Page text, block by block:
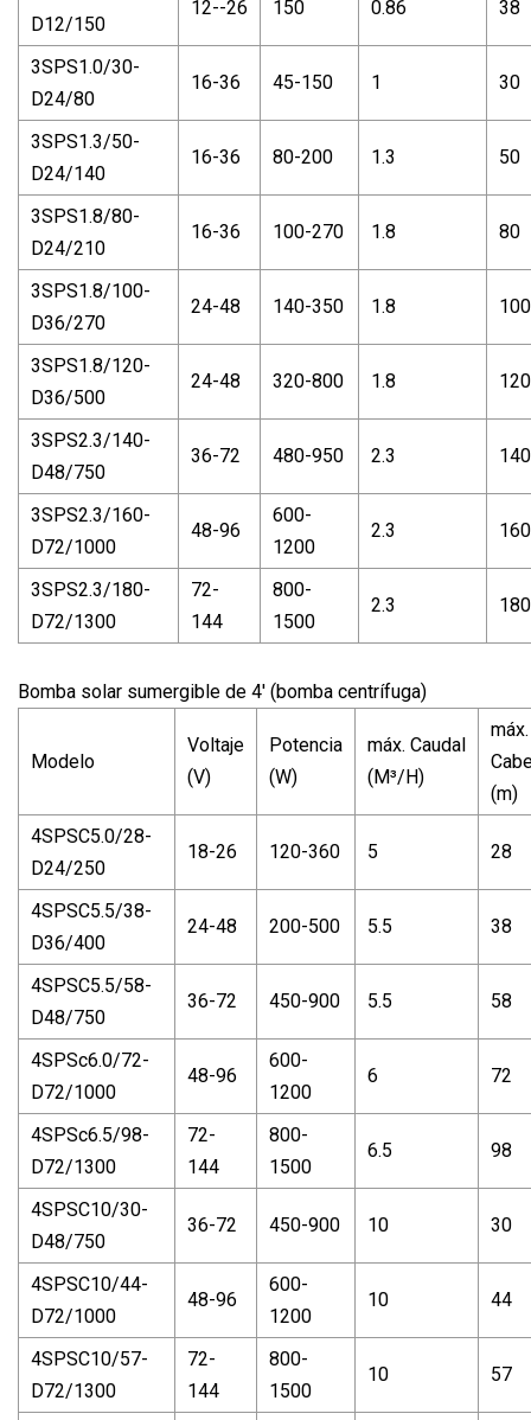
D12/150
12--26 150 0.86 38
3SPS1.0/30-
D24/80
16-36 45-150 1 30
3SPS1.3/50-
D24/140
16-36 80-200 1.3 50
3SPS1.8/80-
D24/210
16-36 100-270 1.8 80
3SPS1.8/100-
D36/270
24-48 140-350 1.8 100
3SPS1.8/120-
D36/500
24-48 320-800 1.8 120
3SPS2.3/140-
D48/750
36-72 480-950 2.3 140
3SPS2.3/160-
D72/1000
48-96
600-
1200
2.3 160
3SPS2.3/180-
D72/1300
72-
144
800-
1500
2.3 180
Bomba solar sumergible de 4' (bomba centrífuga)
Modelo
Voltaje
(V)
Potencia
(W)
máx. Caudal
(M³/H)
máx.
(m)
4SPSC5.0/28-
D24/250
18-26 120-360 5 28
4SPSC5.5/38-
D36/400
24-48 200-500 5.5 38
4SPSC5.5/58-
D48/750
36-72 450-900 5.5 58
4SPSc6.0/72-
D72/1000
48-96
600-
1200
6 72
4SPSc6.5/98-
D72/1300
72-
144
800-
1500
6.5 98
4SPSC10/30-
D48/750
36-72 450-900 10 30
4SPSC10/44-
D72/1000
48-96
600-
1200
10 44
4SPSC10/57-
D72/1300
72-
144
800-
1500
10 57